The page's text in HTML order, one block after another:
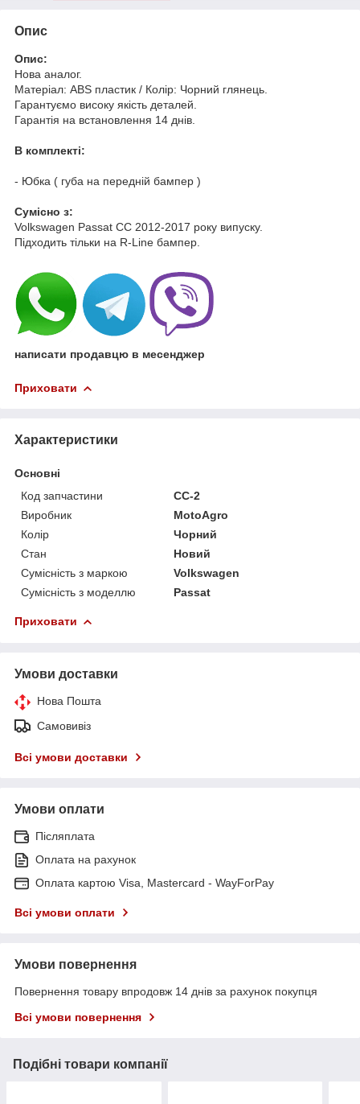
Опис
Опис:
Нова аналог.
Матеріал: ABS пластик / Колір: Чорний глянець.
Гарантуємо високу якість деталей.
Гарантія на встановлення 14 днів.
В комплекті:
- Юбка ( губа на передній бампер )
Cумісно з:
Volkswagen Passat CC 2012-2017 року випуску.
Підходить тільки на R-Line бампер.
написати продавцю в месенджер
Приховати
Характеристики
Основні
Код запчастини
CC-2
Виробник
MotoAgro
Колір
Чорний
Стан
Новий
Сумісність з маркою
Volkswagen
Сумісність з моделлю
Passat
Приховати
Умови доставки
Нова Пошта
Самовивіз
Всі умови доставки
Умови оплати
Післяплата
Оплата на рахунок
Оплата картою Visa, Mastercard - WayForPay
Всі умови оплати
Умови повернення
Повернення товару впродовж 14 днів за рахунок покупця
Всі умови повернення
Подібні товари компанії